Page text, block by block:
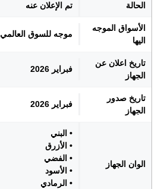
الحالة تم الإعلان عنه
الأسواق الموجه
اليها
موجه للسوق العالمي
تاريخ اعلان عن
الجهاز
فبراير 2026
تاريخ صدور
الجهاز
فبراير 2026
الوان الجهاز
• البني
• الأزرق
• الفضي
• الأسود
• الرمادي